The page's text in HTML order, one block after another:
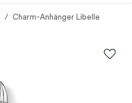
/ Charm-Anhänger Libelle